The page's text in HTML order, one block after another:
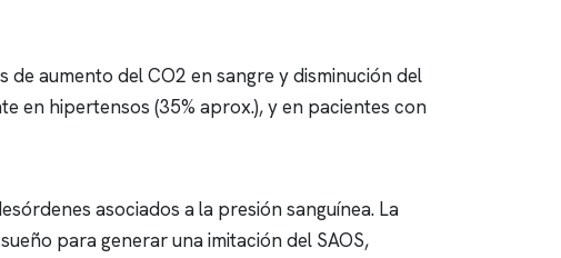
aumento del CO2 en sangre y disminución del
en hipertensos (35% aprox.), y en pacientes con
asociados a la presión sanguínea. La
para generar una imitación del SAOS,